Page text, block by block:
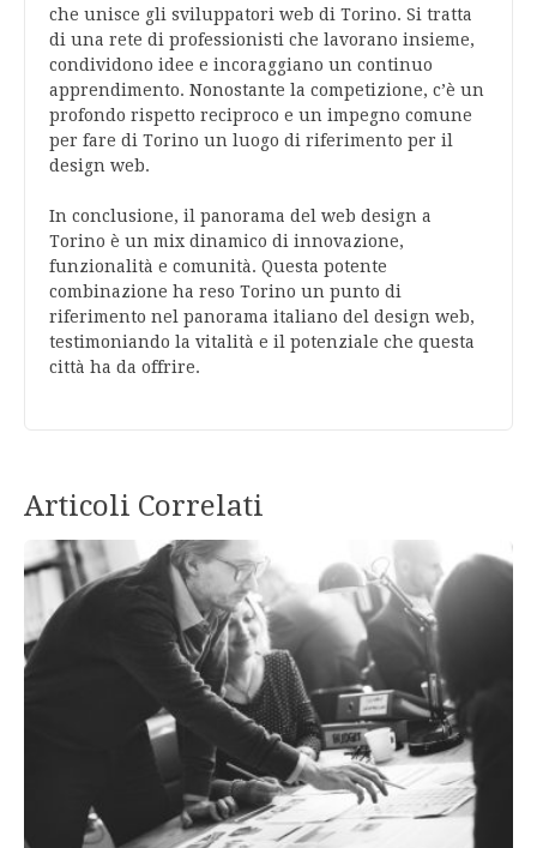
che unisce gli sviluppatori web di Torino. Si tratta
di una rete di professionisti che lavorano insieme,
condividono idee e incoraggiano un continuo
apprendimento. Nonostante la competizione, c’è un
profondo rispetto reciproco e un impegno comune
per fare di Torino un luogo di riferimento per il
design web.
In conclusione, il panorama del web design a
Torino è un mix dinamico di innovazione,
funzionalità e comunità. Questa potente
combinazione ha reso Torino un punto di
riferimento nel panorama italiano del design web,
testimoniando la vitalità e il potenziale che questa
città ha da offrire.
Articoli Correlati